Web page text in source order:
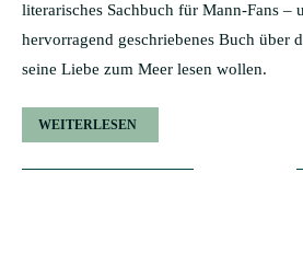
literarisches Sachbuch für Mann-Fans –
hervorragend geschriebenes Buch über
seine Liebe zum Meer lesen wollen.
WEITERLESEN